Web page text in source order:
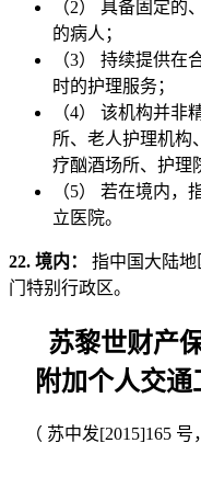
（2） 具备固定的
的病人；
（3） 持续提供在
时的护理服务；
（4） 该机构并非
所、老人护理机构
疗酗酒场所、护理
（5） 若在境内
立医院。
22. 境内：
指中国大陆
门特别行政区。
苏黎世财产
附加个人交
（ 苏中发[2015]165